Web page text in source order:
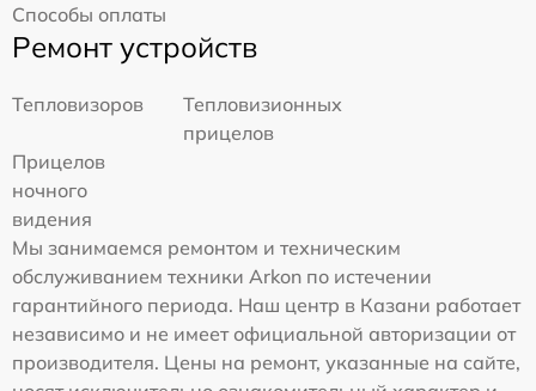
Способы оплаты
Ремонт устройств
Тепловизоров
Тепловизионных
прицелов
Прицелов
ночного
видения
Мы занимаемся ремонтом и техническим
обслуживанием техники Arkon по истечении
гарантийного периода. Наш центр в Казани работает
независимо и не имеет официальной авторизации от
производителя. Цены на ремонт, указанные на сайте,